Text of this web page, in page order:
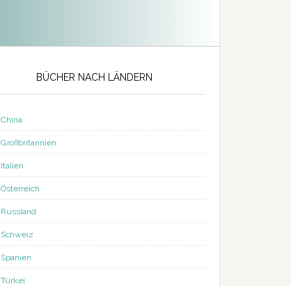
BÜCHER NACH LÄNDERN
China
Großbritannien
Italien
Österreich
Russland
Schweiz
Spanien
Türkei